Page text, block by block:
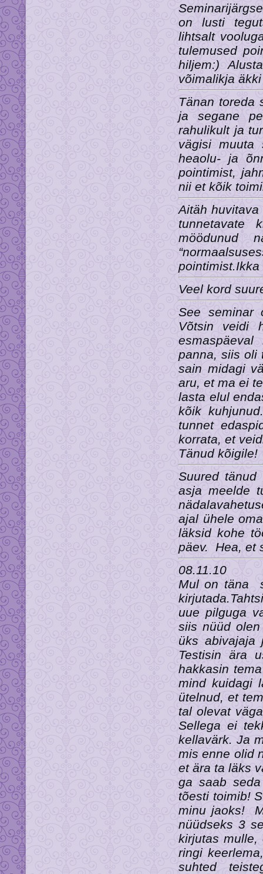
on lusti
lihtsalt
tulemused
hiljem:)
võimalikja
Tänan toreda
ja segane
rahulikult ja
vägisi muuta
heaolu- ja
pointimist,
nii et kõik
Aitäh
tunnetavate
möödunud
Veel kord
See seminar
Võtsin veidi
panna, siis oli
sain midagi
aru, et ma ei
lasta elul
kõik
tunnet
korrata, et
Tänud kõigile!
Suured
asja meelde
ajal ühele
läksid kohe
päev. Hea, et
08.11.10
Mul on täna
uue pilguga
siis nüüd
üks abivajaja
Testisin ära
hakkasin
mind kuidagi
ütelnud, et
tal olevat
Sellega ei
kellavärk. Ja
mis enne olid
et ära ta läks
ga saab
tõesti toimib!
minu jaoks!
nüüdseks 3
kirjutas
ringi
suhted